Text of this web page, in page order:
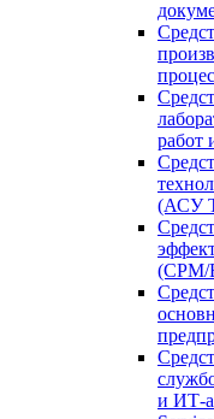
работ
(АСУ
(CPM/
и ИТ-